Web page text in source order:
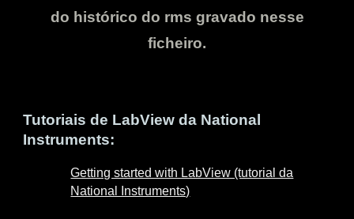
do histórico do rms gravado nesse
ficheiro.
Tutoriais de LabView da National
Instruments:
Getting started with LabView (tutorial da
National Instruments)